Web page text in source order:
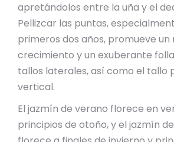
apretándolos entre la uña y el
Pellizcar las puntas,
primeros dos años, promueve un
crecimiento y un exuberante
tallos laterales, así como el tallo
vertical.
El jazmín de verano florece en
principios de otoño, y el jazmín